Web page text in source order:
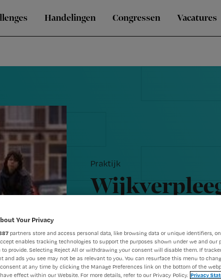
Handelingen Congressen Vacatures
Praktijk
Auteur:Margot Hamel16 juni 2017
Your Privacy
partners store and access personal data, like browsing data or unique identifiers,
enables tracking technologies to support the purposes shown under we and our
to provide. Selecting Reject All or withdrawing your consent will disable them. If
and ads you see may not be as relevant to you. You can resurface this menu to
at any time by clicking the Manage Preferences link on the bottom of the
effect within our Website. For more details, refer to our Privacy Policy. Privacy